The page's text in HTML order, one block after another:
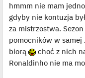
hmmm nie mam
gdyby nie kontuzja
za mistrzostwa.
pomocników w samej
biorą
choć z nich
Ronaldinho nie ma